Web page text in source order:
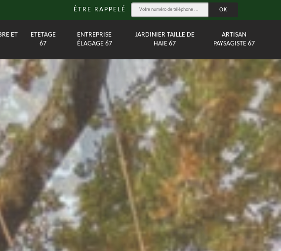
ÊTRE RAPPELÉ
ET
ETETAGE
67
ENTREPRISE
ÉLAGAGE 67
JARDINIER TAILLE DE
HAIE 67
ARTISAN
PAYSAGISTE 67